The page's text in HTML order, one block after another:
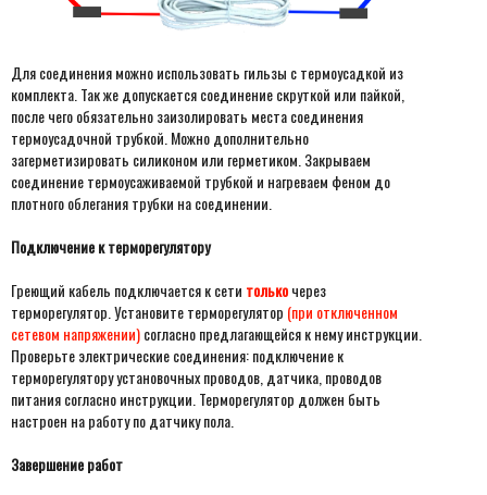
Для соединения можно использовать гильзы с термоусадкой из
комплекта. Так же допускается соединение скруткой или пайкой,
после чего обязательно заизолировать места соединения
термоусадочной трубкой. Можно дополнительно
загерметизировать силиконом или герметиком. Закрываем
соединение термоусаживаемой трубкой и нагреваем феном до
плотного облегания трубки на соединении.
Подключение к терморегулятору
Греющий кабель подключается к сети толькочерез
терморегулятор. Установите терморегулятор (при отключенном
сетевом напряжении)согласно предлагающейся к нему инструкции.
Проверьте электрические соединения: подключение к
терморегулятору установочных проводов, датчика, проводов
питания согласно инструкции. Терморегулятор должен быть
настроен на работу по датчику пола.
Завершение работ